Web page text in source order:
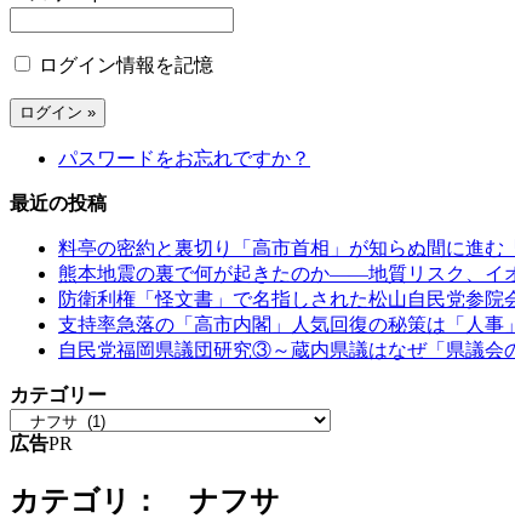
ログイン情報を記憶
パスワードをお忘れですか？
最近の投稿
料亭の密約と裏切り「高市首相」が知らぬ間に進む
熊本地震の裏で何が起きたのか――地質リスク、イ
防衛利権「怪文書」で名指しされた松山自民党参院
支持率急落の「高市内閣」人気回復の秘策は「人事
自民党福岡県議団研究③～蔵内県議はなぜ「県議会
カテゴリー
広告PR
カテゴリ： ナフサ